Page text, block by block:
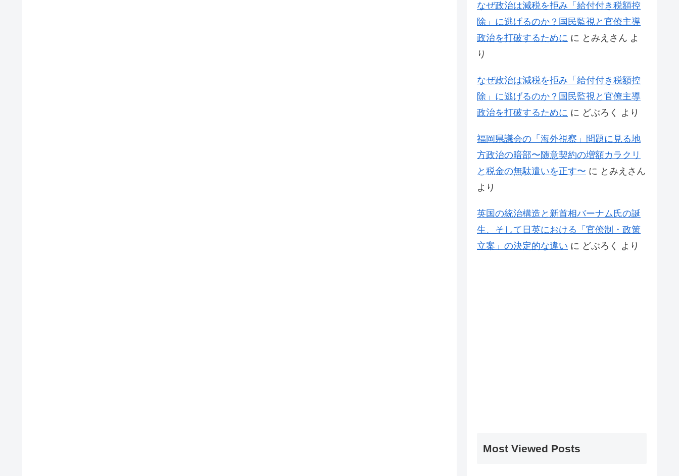
なぜ政治は減税を拒み「給付付き税額控
除」に逃げるのか？国民監視と官僚主導
政治を打破するために に とみえさん よ
り
なぜ政治は減税を拒み「給付付き税額控
除」に逃げるのか？国民監視と官僚主導
政治を打破するために に どぶろく より
福岡県議会の「海外視察」問題に見る地
方政治の暗部〜随意契約の増額カラクリ
と税金の無駄遣いを正す〜 に とみえさん
より
英国の統治構造と新首相バーナム氏の誕
生、そして日英における「官僚制・政策
立案」の決定的な違い に どぶろく より
Most Viewed Posts